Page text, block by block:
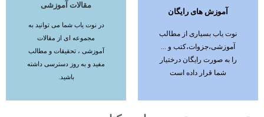
آموزش های رایگان
نوت یاب بسیاری از مطالب
آموزشی،جزوات،کتب و ...
را به صورت رایگان درختیار
شما قرار داده است
ادامه مطلب
مقالات آموزشی
در نوت یاب شما می توانید به
مجموعه ای از مقالات
آموزشی ، تحقیقات و مطالب
مفید و به روز دسترسی داشته
باشید.